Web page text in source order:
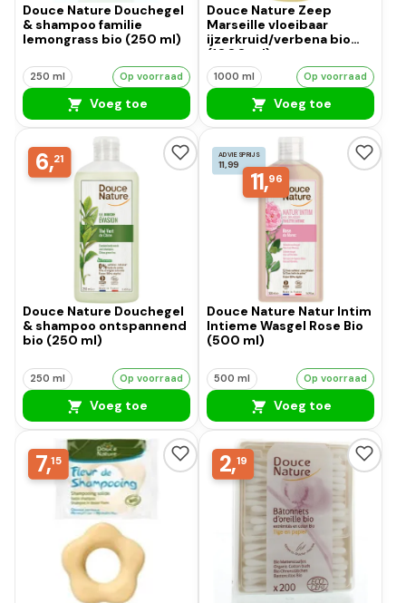
Douce Nature Douchegel
& shampoo familie
lemongrass bio (250 ml)
250 ml Op voorraad
Voeg toe
Douce Nature Zeep
Marseille vloeibaar
ijzerkruid/verbena bio
(1000 ml)
1000 ml Op voorraad
Voeg toe
6,21
Douce Nature Douchegel
& shampoo ontspannend
bio (250 ml)
250 ml Op voorraad
Voeg toe
ADVIESPRIJS
11,99
11,96
Douce Nature Natur Intim
Intieme Wasgel Rose Bio
(500 ml)
500 ml Op voorraad
Voeg toe
7,15 2,19